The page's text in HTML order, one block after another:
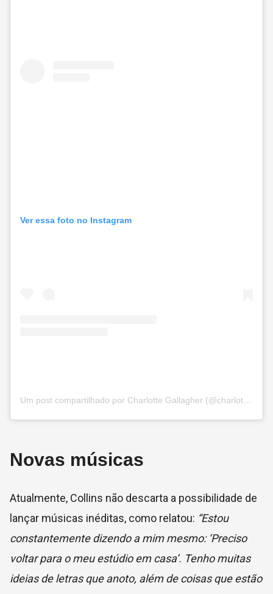
Ver essa foto no Instagram
Um post compartilhado por Charlotte Gallagher (@charlotte_gallagher1)
Novas músicas
Atualmente, Collins não descarta a possibilidade de
lançar músicas inéditas, como relatou: “Estou
constantemente dizendo a mim mesmo: ‘Preciso
voltar para o meu estúdio em casa’. Tenho muitas
ideias de letras que anoto, além de coisas que estão